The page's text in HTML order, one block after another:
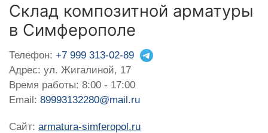
Склад композитной арматуры
в Симферополе
Телефон: +7 999 313-02-89
Адрес: ул. Жигалиной, 17
Время работы: 8:00 - 17:00
Email: 89993132280@mail.ru
Сайт: armatura-simferopol.ru